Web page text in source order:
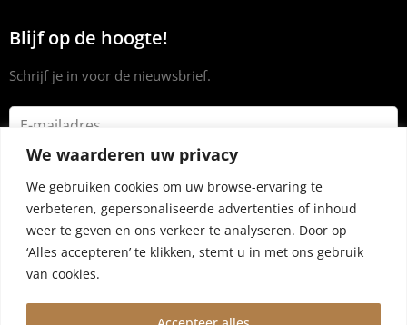
We waarderen uw privacy
We gebruiken cookies om uw browse-ervaring te
verbeteren, gepersonaliseerde advertenties of inhoud
weer te geven en ons verkeer te analyseren. Door op
‘Alles accepteren’ te klikken, stemt u in met ons gebruik
van cookies.
Blijf op de hoogte!
Schrijf je in voor de nieuwsbrief.